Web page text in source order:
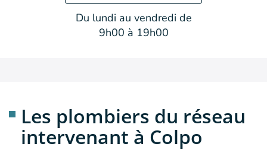
Du lundi au vendredi de
9h00 à 19h00
Les plombiers du réseau
intervenant à Colpo